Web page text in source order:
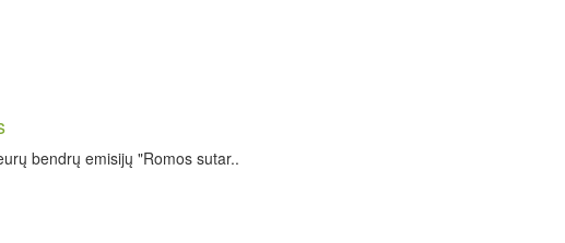
bendrų emisijų "Romos sutar..